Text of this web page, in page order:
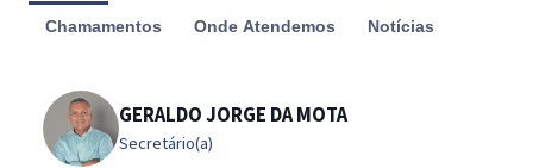
Chamamentos Onde Atendemos Notícias
GERALDO JORGE DA MOTA
Secretário(a)